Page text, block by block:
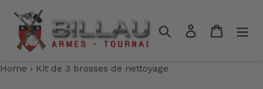
contenu
RechercherSe connecter
Panier
Home › Kit de 3 brosses de nettoyage